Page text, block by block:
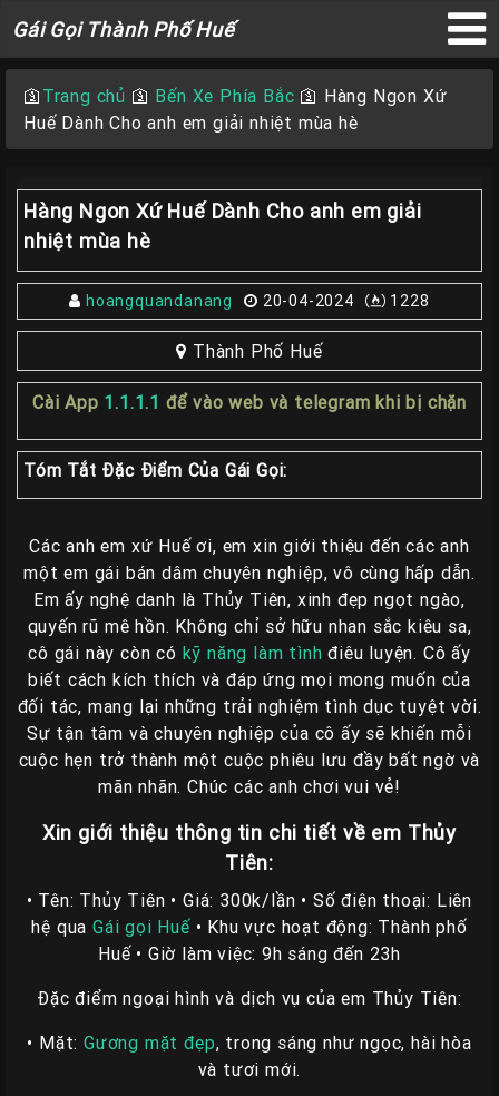
Gái Gọi Thành Phố Huế
Gái
Phố
Huế
×
Trang
Chủ
Gái
Huế
Gái
Gọi
Huế
Giá
Gái
Gọi
Sinh
Viên
Huế
Gái
Gọi
Định
DẪN
CHECKER
Hệ
🛐 Trang chủ 🛐 Bến Xe Phía Bắc 🛐 Hàng Ngon Xứ
Huế Dành Cho anh em giải nhiệt mùa hè
Hàng Ngon Xứ Huế Dành Cho anh em giải
nhiệt mùa hè
hoangquandanang 20-04-2024 1228
Thành Phố Huế
Cài App 1.1.1.1 để vào web và telegram khi bị chặn
Tóm Tắt Đặc Điểm Của Gái Gọi:
Các anh em xứ Huế ơi, em xin giới thiệu đến các anh
một em gái bán dâm chuyên nghiệp, vô cùng hấp dẫn.
Em ấy nghệ danh là Thủy Tiên, xinh đẹp ngọt ngào,
quyến rũ mê hồn. Không chỉ sở hữu nhan sắc kiêu sa,
cô gái này còn có kỹ năng làm tình điêu luyện. Cô ấy
biết cách kích thích và đáp ứng mọi mong muốn của
đối tác, mang lại những trải nghiệm tình dục tuyệt vời.
Sự tận tâm và chuyên nghiệp của cô ấy sẽ khiến mỗi
cuộc hẹn trở thành một cuộc phiêu lưu đầy bất ngờ và
mãn nhãn. Chúc các anh chơi vui vẻ!
Xin giới thiệu thông tin chi tiết về em Thủy
Tiên:
• Tên: Thủy Tiên • Giá: 300k/lần • Số điện thoại: Liên
hệ qua Gái gọi Huế• Khu vực hoạt động: Thành phố
Huế • Giờ làm việc: 9h sáng đến 23h
Đặc điểm ngoại hình và dịch vụ của em Thủy Tiên:
• Mặt:Gương mặt đẹp, trong sáng như ngọc, hài hòa
và tươi mới.